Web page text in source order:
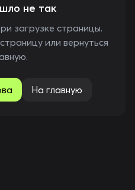
не так
загрузке страницы.
или вернуться
На главную